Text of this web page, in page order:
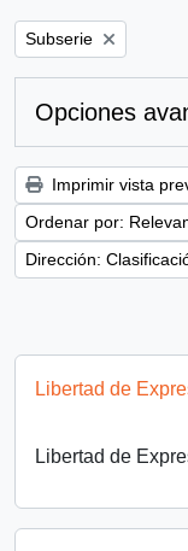
Remove filter:
Subserie
Opciones
Imprimir vista
Ordenar por:
Dirección:
Libertad de
Libertad de